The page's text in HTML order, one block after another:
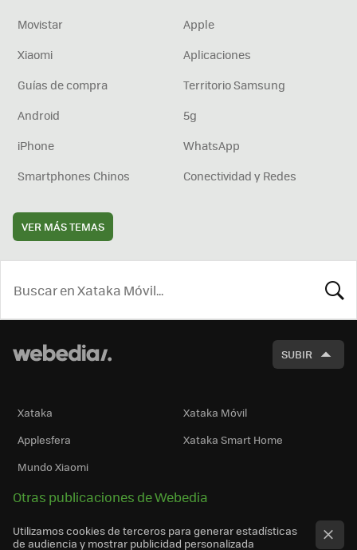
Movistar
Apple
Xiaomi
Aplicaciones
Guías de compra
Territorio Samsung
Android
5g
iPhone
WhatsApp
Smartphones Chinos
Conectividad y Redes
VER MÁS TEMAS
SUBIR
Xataka
Xataka Móvil
Applesfera
Xataka Smart Home
Mundo Xiaomi
Otras publicaciones de Webedia
Utilizamos cookies de terceros para generar estadísticas
de audiencia y mostrar publicidad personalizada